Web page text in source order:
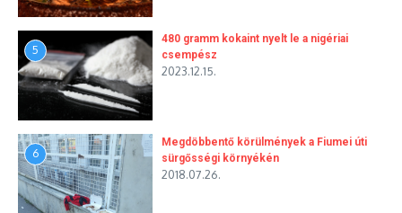
5
480 gramm kokaint nyelt le a nigériai
csempész
2023.12.15.
6
Megdöbbentő körülmények a Fiumei úti
sürgősségi környékén
2018.07.26.